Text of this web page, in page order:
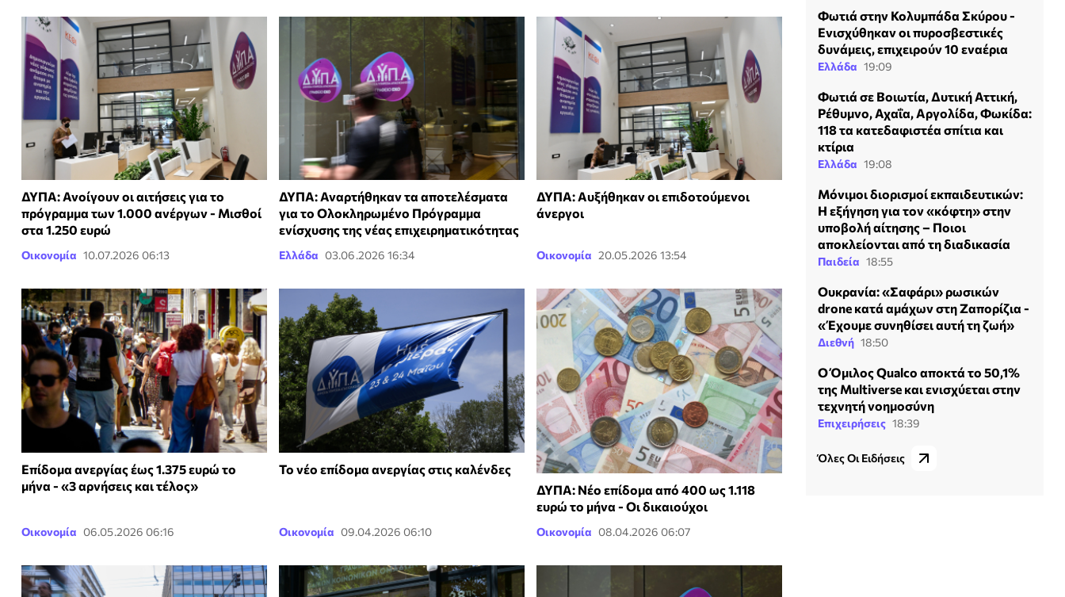
ΔΥΠΑ: Ανοίγουν οι αιτήσεις για το
πρόγραμμα των 1.000 ανέργων - Μισθοί
στα 1.250 ευρώ
Οικονομία 10.07.2026 06:13
ΔΥΠΑ: Αναρτήθηκαν τα αποτελέσματα
για το Ολοκληρωμένο Πρόγραμμα
ενίσχυσης της νέας επιχειρηματικότητας
Ελλάδα 03.06.2026 16:34
ΔΥΠΑ: Αυξήθηκαν οι επιδοτούμενοι
άνεργοι
Οικονομία 20.05.2026 13:54
Επίδομα ανεργίας έως 1.375 ευρώ το
μήνα - «3 αρνήσεις και τέλος»
Οικονομία 06.05.2026 06:16
Το νέο επίδομα ανεργίας στις καλένδες
Οικονομία 09.04.2026 06:10
ΔΥΠΑ: Νέο επίδομα από 400 ως 1.118
ευρώ το μήνα - Οι δικαιούχοι
Οικονομία 08.04.2026 06:07
Φωτιά στην Κολυμπάδα Σκύρου -
Ενισχύθηκαν οι πυροσβεστικές
δυνάμεις, επιχειρούν 10 εναέρια
Ελλάδα 19:09
Φωτιά σε Βοιωτία, Δυτική Αττική,
Ρέθυμνο, Αχαΐα, Αργολίδα, Φωκίδα:
118 τα κατεδαφιστέα σπίτια και
κτίρια
Ελλάδα 19:08
Μόνιμοι διορισμοί εκπαιδευτικών:
Η εξήγηση για τον «κόφτη» στην
υποβολή αίτησης – Ποιοι
αποκλείονται από τη διαδικασία
Παιδεία 18:55
Ουκρανία: «Σαφάρι» ρωσικών
drone κατά αμάχων στη Ζαπορίζια -
«Έχουμε συνηθίσει αυτή τη ζωή»
Διεθνή 18:50
Ο Όμιλος Qualco αποκτά το 50,1%
της Multiverse και ενισχύεται στην
τεχνητή νοημοσύνη
Επιχειρήσεις 18:39
Όλες Οι Ειδήσεις